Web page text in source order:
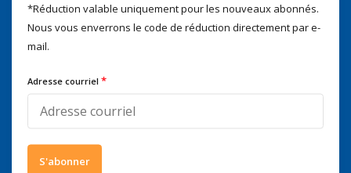
Nous obtenons un score de
*Réduction valable uniquement pour les nouveaux abonnés.
Nous vous enverrons le code de réduction directement par e-
mail.
Adresse courriel *
S'abonner